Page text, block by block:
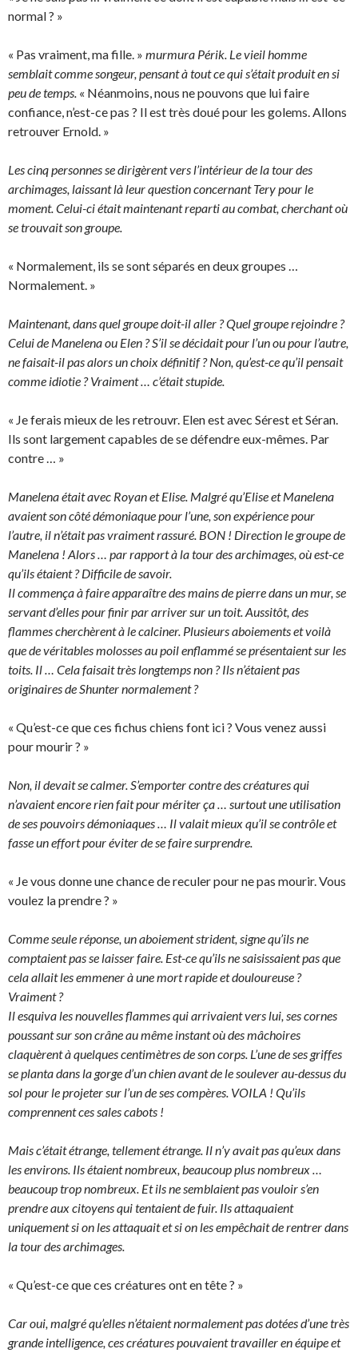
normal ? »
« Pas vraiment, ma fille. » murmura Périk. Le vieil homme
semblait comme songeur, pensant à tout ce qui s’était produit en si
peu de temps. « Néanmoins, nous ne pouvons que lui faire
confiance, n’est-ce pas ? Il est très doué pour les golems. Allons
retrouver Ernold. »
Les cinq personnes se dirigèrent vers l’intérieur de la tour des
archimages, laissant là leur question concernant Tery pour le
moment. Celui-ci était maintenant reparti au combat, cherchant où
se trouvait son groupe.
« Normalement, ils se sont séparés en deux groupes …
Normalement. »
Maintenant, dans quel groupe doit-il aller ? Quel groupe rejoindre ?
Celui de Manelena ou Elen ? S’il se décidait pour l’un ou pour l’autre,
ne faisait-il pas alors un choix définitif ? Non, qu’est-ce qu’il pensait
comme idiotie ? Vraiment … c’était stupide.
« Je ferais mieux de les retrouvr. Elen est avec Sérest et Séran.
Ils sont largement capables de se défendre eux-mêmes. Par
contre … »
Manelena était avec Royan et Elise. Malgré qu’Elise et Manelena
avaient son côté démoniaque pour l’une, son expérience pour
l’autre, il n’était pas vraiment rassuré. BON ! Direction le groupe de
Manelena ! Alors … par rapport à la tour des archimages, où est-ce
qu’ils étaient ? Difficile de savoir.
Il commença à faire apparaître des mains de pierre dans un mur, se
servant d’elles pour finir par arriver sur un toit. Aussitôt, des
flammes cherchèrent à le calciner. Plusieurs aboiements et voilà
que de véritables molosses au poil enflammé se présentaient sur les
toits. Il … Cela faisait très longtemps non ? Ils n’étaient pas
originaires de Shunter normalement ?
« Qu’est-ce que ces fichus chiens font ici ? Vous venez aussi
pour mourir ? »
Non, il devait se calmer. S’emporter contre des créatures qui
n’avaient encore rien fait pour mériter ça … surtout une utilisation
de ses pouvoirs démoniaques … Il valait mieux qu’il se contrôle et
fasse un effort pour éviter de se faire surprendre.
« Je vous donne une chance de reculer pour ne pas mourir. Vous
voulez la prendre ? »
Comme seule réponse, un aboiement strident, signe qu’ils ne
comptaient pas se laisser faire. Est-ce qu’ils ne saisissaient pas que
cela allait les emmener à une mort rapide et douloureuse ?
Vraiment ?
Il esquiva les nouvelles flammes qui arrivaient vers lui, ses cornes
poussant sur son crâne au même instant où des mâchoires
claquèrent à quelques centimètres de son corps. L’une de ses griffes
se planta dans la gorge d’un chien avant de le soulever au-dessus du
sol pour le projeter sur l’un de ses compères. VOILA ! Qu’ils
comprennent ces sales cabots !
Mais c’était étrange, tellement étrange. Il n’y avait pas qu’eux dans
les environs. Ils étaient nombreux, beaucoup plus nombreux …
beaucoup trop nombreux. Et ils ne semblaient pas vouloir s’en
prendre aux citoyens qui tentaient de fuir. Ils attaquaient
uniquement si on les attaquait et si on les empêchait de rentrer dans
la tour des archimages.
« Qu’est-ce que ces créatures ont en tête ? »
Car oui, malgré qu’elles n’étaient normalement pas dotées d’une très
grande intelligence, ces créatures pouvaient travailler en équipe et